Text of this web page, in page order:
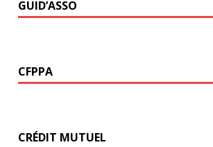
GUID’ASSO
CFPPA
CRÉDIT MUTUEL